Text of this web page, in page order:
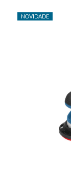
NOVIDADE